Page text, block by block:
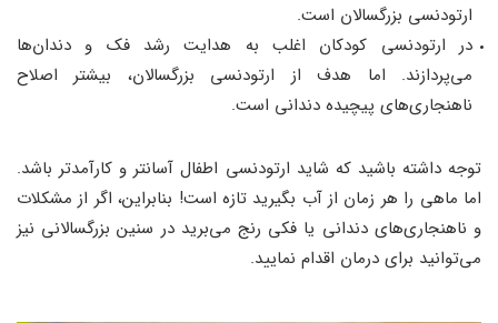
ارتودنسی بزرگسالان است.
در ارتودنسی کودکان اغلب به هدایت رشد فک و دندان‌ها
می‌پردازند. اما هدف از ارتودنسی بزرگسالان، بیشتر اصلاح
ناهنجاری‌های پیچیده دندانی است.
توجه داشته باشید که شاید ارتودنسی اطفال آسان‎تر و کارآمدتر باشد.
اما ماهی را هر زمان از آب بگیرید تازه است! بنابراین، اگر از مشکلات
و ناهنجاری‌های دندانی یا فکی رنج می‌برید در سنین بزرگسالانی نیز
می‌توانید برای درمان اقدام نمایید.